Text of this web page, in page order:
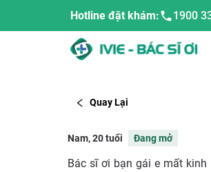
Hotline đặt khám: 1900
Quay Lại
Nam, 20 tuổi Đang mở
Bác sĩ ơi bạn gái e mất